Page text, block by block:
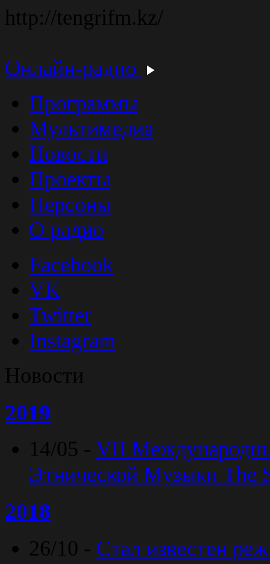
http://tengrifm.kz/
Онлайн-радио
Программы
Мультимедиа
Новости
Проекты
Персоны
О радио
Facebook
VK
Twitter
Instagram
Новости
2019
14/05 - VII
Этнической Музыки The
2018
26/10 - Стал известен